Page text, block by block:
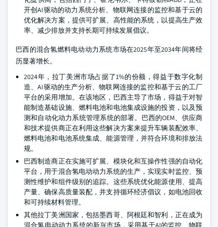
开创AI驱动的动力系统分析、物联网连接的监控和基于云的
优化解决方案，提供可扩展、高性能的系统，以提高生产效
率、减少排放并支持长期可持续发展倡议。
巴西的混合氢燃料电动动力系统市场在2025年至2034年间将经
历显著增长。
2024年，拉丁美洲市场占据了1%的份额，得益于数字化制
造、AI驱动的生产分析、物联网连接的监控和基于云的工厂
平台的采用增加。在该地区，巴西主导了市场，得益于对智
能制造基础设施、燃料电池和电池集成设施的投资，以及预
测和自动化动力系统管理系统的部署。巴西的OEM、供应商
和技术提供商正在利用这些解决方案来提升车辆装配效率、
燃料电池和电池系统集成、能源管理，并符合环境和排放法
规。
巴西制造商正在实施可扩展、模块化和互操作性强的自动化
平台，用于混合氢电动动力系统的生产，实现实时监控、预
测性维护和组件级别的追踪。这些系统优化能源使用、提高
产量、确保高质量装配，并支持循环经济倡议，如电池回收
和可持续材料管理。
其他拉丁美洲国家，包括墨西哥、阿根廷和智利，正在成为
混合氢电动动力系统的新兴市场，采用基于AI的监控、物联